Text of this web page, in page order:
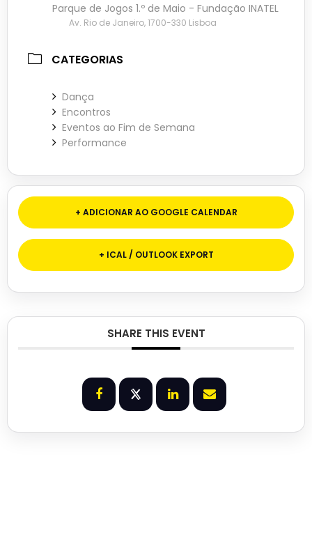
Parque de Jogos 1.º de Maio - Fundação INATEL
Av. Rio de Janeiro, 1700-330 Lisboa
CATEGORIAS
Dança
Encontros
Eventos ao Fim de Semana
Performance
+ ADICIONAR AO GOOGLE CALENDAR
+ ICAL / OUTLOOK EXPORT
SHARE THIS EVENT